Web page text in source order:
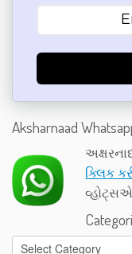
Aksharnaad
ક્લિક
Categories